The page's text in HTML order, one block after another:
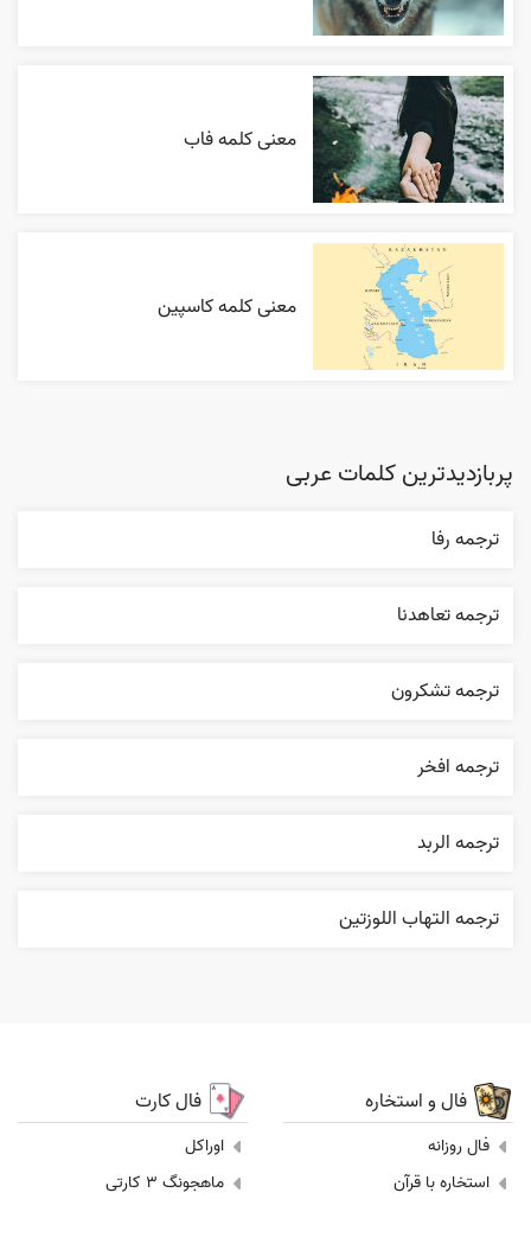
معنی کلمه فاب
معنی کلمه کاسپین
پربازدیدترین کلمات عربی
ترجمه رفا
ترجمه تعاهدنا
ترجمه تشکرون
ترجمه افخر
ترجمه الربد
ترجمه التهاب اللوزتين
فال و استخاره
فال روزانه
استخاره با قرآن
فال کارت
اوراکل
ماهجونگ 3 کارتی